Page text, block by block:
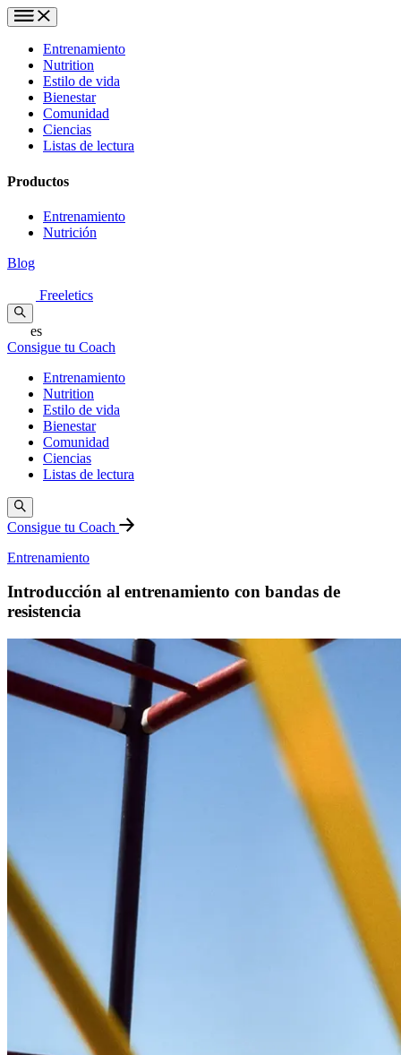
Entrenamiento
Nutrition
Estilo de vida
Bienestar
Comunidad
Ciencias
Listas de lectura
Productos
Entrenamiento
Nutrición
Blog
Freeletics
es
Consigue tu Coach
Entrenamiento
Nutrition
Estilo de vida
Bienestar
Comunidad
Ciencias
Listas de lectura
Consigue tu Coach
Entrenamiento
Introducción al entrenamiento con bandas de
resistencia